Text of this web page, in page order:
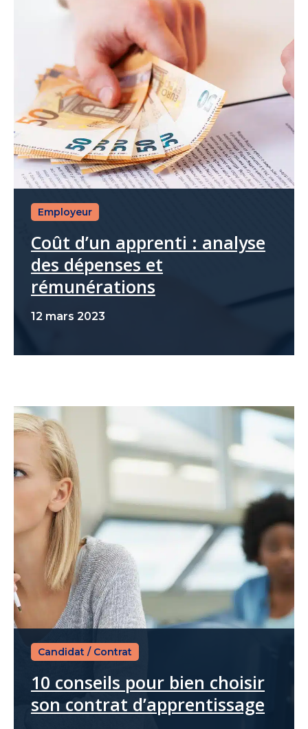
Employeur
Coût d’un apprenti : analyse
des dépenses et
rémunérations
12 mars 2023
Candidat / Contrat
10 conseils pour bien choisir
son contrat d’apprentissage